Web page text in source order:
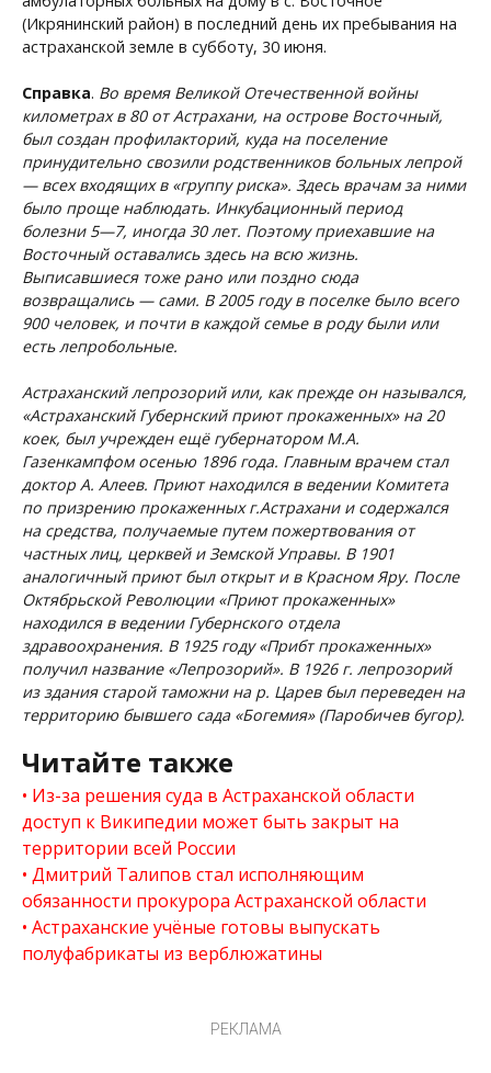
(Икрянинский район) в последний день их пребывания на
астраханской земле в субботу, 30 июня.
Справка. Во время Великой Отечественной войны
километрах в 80 от Астрахани, на острове Восточный,
был создан профилакторий, куда на поселение
принудительно свозили родственников больных лепрой
— всех входящих в «группу риска». Здесь врачам за ними
было проще наблюдать. Инкубационный период
болезни 5—7, иногда 30 лет. Поэтому приехавшие на
Восточный оставались здесь на всю жизнь.
Выписавшиеся тоже рано или поздно сюда
возвращались — сами. В 2005 году в поселке было всего
900 человек, и почти в каждой семье в роду были или
есть лепробольные.
Астраханский лепрозорий или, как прежде он назывался,
«Астраханский Губернский приют прокаженных» на 20
коек, был учрежден ещё губернатором М.А.
Газенкампфом осенью 1896 года. Главным врачем стал
доктор А. Алеев. Приют находился в ведении Комитета
по призрению прокаженных г.Астрахани и содержался
на средства, получаемые путем пожертвования от
частных лиц, церквей и Земской Управы. В 1901
аналогичный приют был открыт и в Красном Яру. После
Октябрьской Революции «Приют прокаженных»
находился в ведении Губернского отдела
здравоохранения. В 1925 году «Прибт прокаженных»
получил название «Лепрозорий». В 1926 г. лепрозорий
из здания старой таможни на р. Царев был переведен на
территорию бывшего сада «Богемия» (Паробичев бугор).
Читайте также
Из-за решения суда в Астраханской области
доступ к Википедии может быть закрыт на
территории всей России
Дмитрий Талипов стал исполняющим
обязанности прокурора Астраханской области
Астраханские учёные готовы выпускать
полуфабрикаты из верблюжатины
РЕКЛАМА